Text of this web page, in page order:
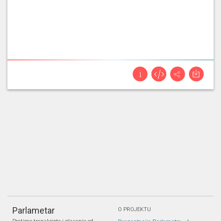
Parlametar
O PROJEKTU